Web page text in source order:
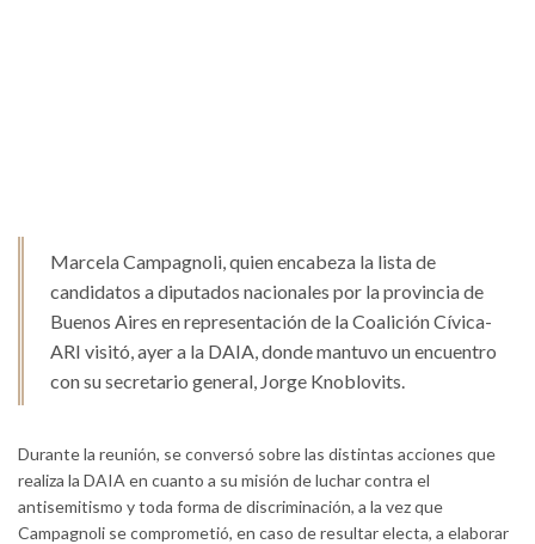
Marcela Campagnoli, quien encabeza la lista de
candidatos a diputados nacionales por la provincia de
Buenos Aires en representación de la Coalición Cívica-
ARI visitó, ayer a la DAIA, donde mantuvo un encuentro
con su secretario general, Jorge Knoblovits.
Durante la reunión, se conversó sobre las distintas acciones que
realiza la DAIA en cuanto a su misión de luchar contra el
antisemitismo y toda forma de discriminación, a la vez que
Campagnoli se comprometió, en caso de resultar electa, a elaborar